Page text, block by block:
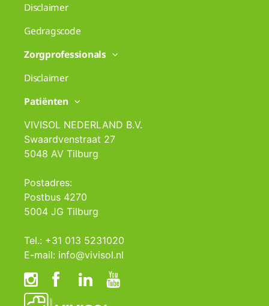
Disclaimer
Gedragscode
Zorgprofessionals
Disclaimer
Patiënten
VIVISOL NEDERLAND B.V.
Swaardvenstraat 27
5048 AV Tilburg
Postadres:
Postbus 4270
5004 JG Tilburg
Tel.: +31 013 5231020
E-mail: info@vivisol.nl